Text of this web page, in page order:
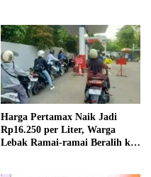
Harga Pertamax Naik Jadi
Rp16.250 per Liter, Warga
Lebak Ramai-ramai Beralih ke